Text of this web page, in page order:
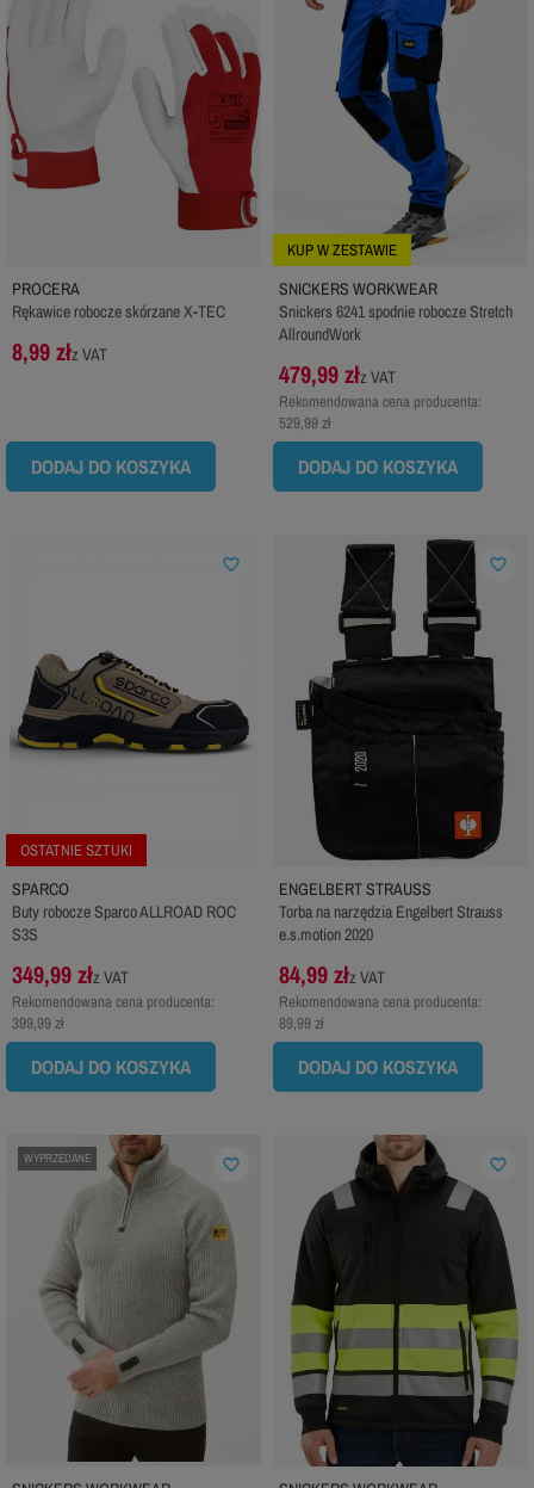
PROCERA
Rękawice robocze skórzane X-TEC
8,99 złz VAT
DODAJ DO KOSZYKA
KUP W ZESTAWIE
SNICKERS WORKWEAR
Snickers 6241 spodnie robocze Stretch
AllroundWork
479,99 złz VAT
Rekomendowana cena producenta:
529,99 zł
DODAJ DO KOSZYKA
OSTATNIE SZTUKI
SPARCO
Buty robocze Sparco ALLROAD ROC
S3S
349,99 złz VAT
Rekomendowana cena producenta:
399,99 zł
DODAJ DO KOSZYKA
favorite_border
ENGELBERT STRAUSS
Torba na narzędzia Engelbert Strauss
e.s.motion 2020
84,99 złz VAT
Rekomendowana cena producenta:
89,99 zł
DODAJ DO KOSZYKA
favorite_border
WYPRZEDANE favorite_border favorite_border